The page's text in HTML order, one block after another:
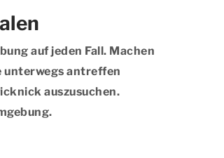
auf jeden Fall. Machen
unterwegs antreffen
auszusuchen.